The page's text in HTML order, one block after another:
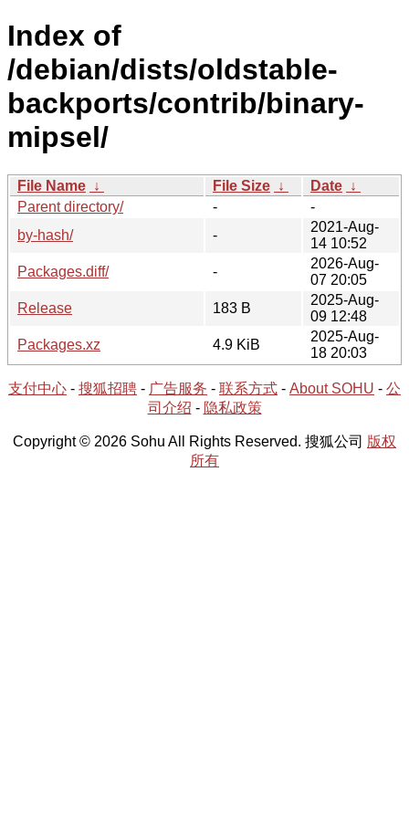
Index of
/debian/dists/oldstable-
backports/contrib/binary-
mipsel/
File Name ↓ File Size ↓ Date ↓
Parent directory/
-
-
by-hash/
-
2021-Aug-
14 10:52
Packages.diff/
-
2026-Aug-
07 20:05
Release
183 B
2025-Aug-
09 12:48
Packages.xz
4.9 KiB
2025-Aug-
18 20:03
支付中心 - 搜狐招聘 - 广告服务 - 联系方式 - About SOHU - 公
司介绍 - 隐私政策
Copyright © 2026 Sohu All Rights Reserved. 搜狐公司 版权
所有